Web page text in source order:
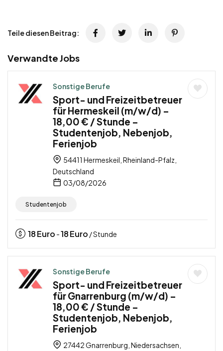
Teile diesen Beitrag:
Verwandte Jobs
Sonstige Berufe
Sport- und Freizeitbetreuer
für Hermeskeil (m/w/d) –
18,00 € / Stunde –
Studentenjob, Nebenjob,
Ferienjob
54411 Hermeskeil, Rheinland-Pfalz,
Deutschland
03/08/2026
Studentenjob
18Euro -18Euro / Stunde
Sonstige Berufe
Sport- und Freizeitbetreuer
für Gnarrenburg (m/w/d) –
18,00 € / Stunde –
Studentenjob, Nebenjob,
Ferienjob
27442 Gnarrenburg, Niedersachsen,